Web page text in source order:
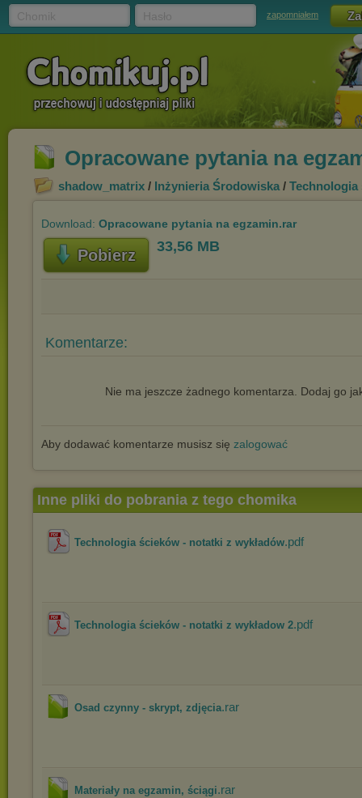
zapomniałem
Opracowane pytania na
shadow_matrix / Inżynieria Środowiska / Technologia
Download: Opracowane pytania na egzamin.rar
Pobierz 33,56 MB
Komentarze:
Nie ma jeszcze żadnego komentarza. Dodaj go
Aby dodawać komentarze musisz się zalogować
Inne pliki do pobrania z tego chomika
Technologia ścieków - notatki z wykładów.pdf
Technologia ścieków - notatki z wykładow 2.pdf
Osad czynny - skrypt, zdjęcia.rar
Materiały na egzamin, ściągi.rar